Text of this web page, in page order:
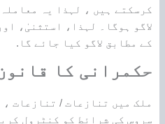
کرسکتے ہیں ، لہذا یہ
لاگو ہوگا۔ لہذا، استثنیٰ،
کے مطابق لاگو کیا جائے گا.
حکمرانی کا
ملک میں تنازعات / تنازعات
سروس کی شرائط کو کنٹرول